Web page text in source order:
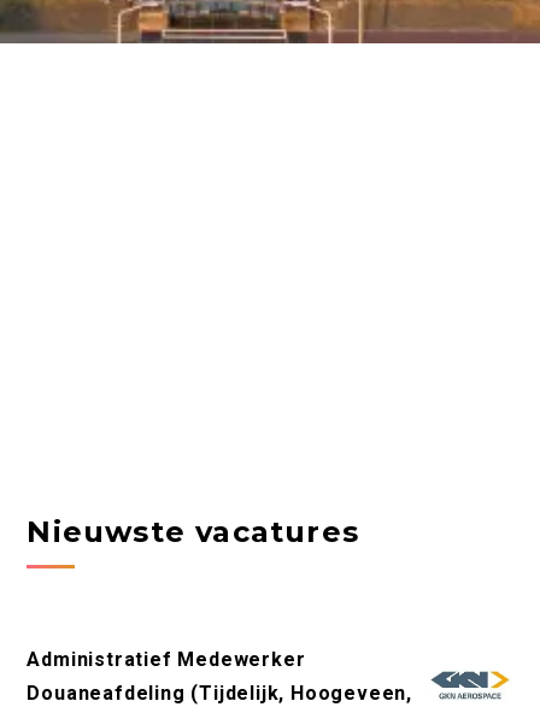
Nieuwste vacatures
Administratief Medewerker
Douaneafdeling (Tijdelijk, Hoogeveen,